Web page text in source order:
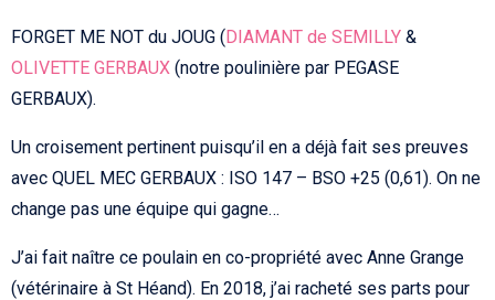
FORGET ME NOT du JOUG (DIAMANT de SEMILLY &
OLIVETTE GERBAUX (notre poulinière par PEGASE
GERBAUX).
Un croisement pertinent puisqu’il en a déjà fait ses preuves
avec QUEL MEC GERBAUX : ISO 147 – BSO +25 (0,61). On ne
change pas une équipe qui gagne…
J’ai fait naître ce poulain en co-propriété avec Anne Grange
(vétérinaire à St Héand). En 2018, j’ai racheté ses parts pour